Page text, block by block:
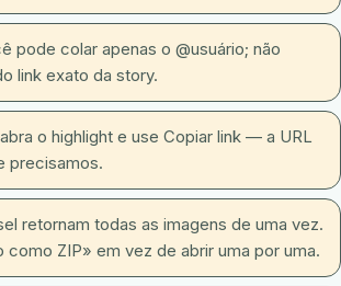
pode colar apenas o @usuário; não
link exato da story.
o highlight e use Copiar link — a URL
precisamos.
retornam todas as imagens de uma vez.
como ZIP» em vez de abrir uma por uma.